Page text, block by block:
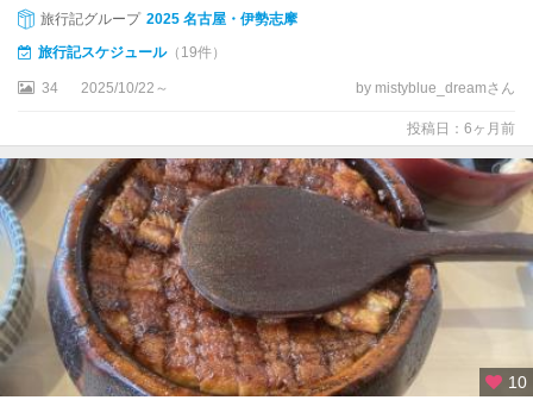
舞
堀
田
古
屋
港
・
旅行記グループ 2025 名古屋・伊勢志摩
旅行記スケジュール（19件）
34 2025/10/22～ by mistyblue_dreamさん
投稿日：6ヶ月前
10